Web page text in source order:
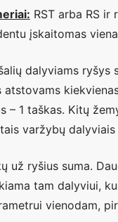
RST arba RS
įskaitomas
dalyviams ryšys
atstovams
– 1 taškas. Kitų
varžybų dalyviais
už ryšius suma.
tam dalyviui,
vienodam,